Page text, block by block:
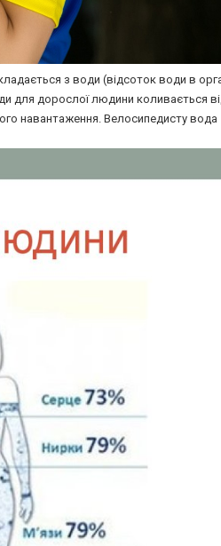
з води (відсоток води в
для дорослої людини коливається
навантаження. Велосипедисту вода